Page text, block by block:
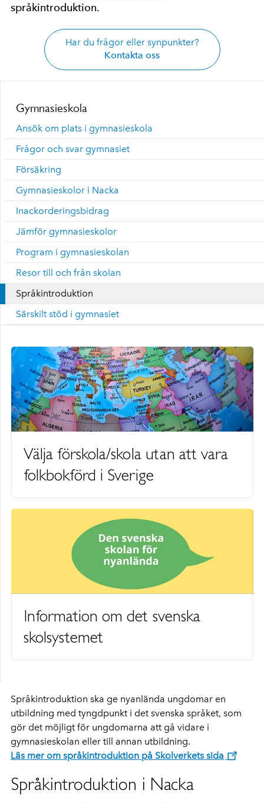
språkintroduktion.
Har du frågor eller synpunkter?
Kontakta oss
Gymnasieskola
Ansök om plats i gymnasieskola
Frågor och svar gymnasiet
Försäkring
Gymnasieskolor i Nacka
Inackorderingsbidrag
Jämför gymnasieskolor
Program i gymnasieskolan
Resor till och från skolan
Språkintroduktion
Särskilt stöd i gymnasiet
Välja förskola/skola utan att vara
folkbokförd i Sverige
Information om det svenska
skolsystemet
Språkintroduktion ska ge nyanlända ungdomar en
utbildning med tyngdpunkt i det svenska språket, som
gör det möjligt för ungdomarna att gå vidare i
gymnasieskolan eller till annan utbildning.
Läs mer om språkintroduktion på Skolverkets sida
Språkintroduktion i Nacka